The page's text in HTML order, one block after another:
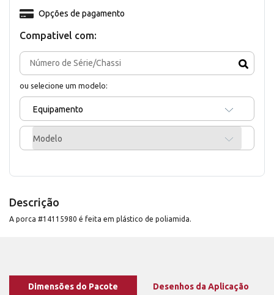
Compativel com:
ou selecione um modelo:
Equipamento
Modelo
Opções de pagamento
Descrição
A porca #14115980 é feita em plástico de poliamida.
Dimensões do Pacote Desenhos da Aplicação